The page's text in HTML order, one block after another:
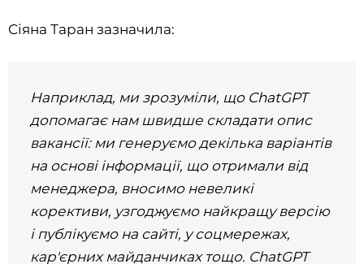
Сіяна Таран зазначила:
Наприклад, ми зрозуміли, що ChatGPT
допомагає нам швидше складати опис
вакансії: ми генеруємо декілька варіантів
на основі інформації, що отримали від
менеджера, вносимо невеликі
корективи, узгоджуємо найкращу версію
і публікуємо на сайті, у соцмережах,
кар'єрних майданчиках тощо. ChatGPT